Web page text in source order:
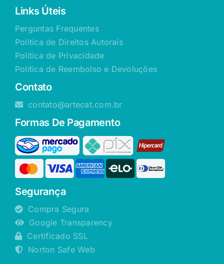
Links Úteis
Perguntas Frequentes
Política de Direitos Autorais
Política de Privacidade
Política de Reembolso e Devoluções
Contato
contato@artecat.com.br
Formas De Pagamento
Segurança
Compra Segura
Google Transparency
Certificado SSL
Norton Safe Web